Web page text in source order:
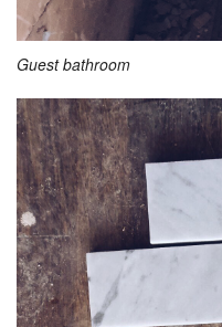
Guest bathroom